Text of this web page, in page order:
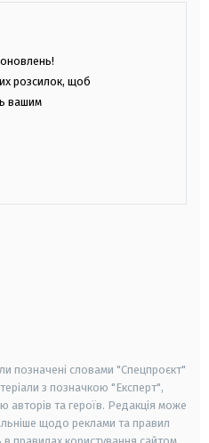
оновлень!
розсилок, щоб
вашим
позначені словами "Спецпроєкт"
з позначкою "Експерт",
авторів та героїв. Редакція може
щодо реклами та правил